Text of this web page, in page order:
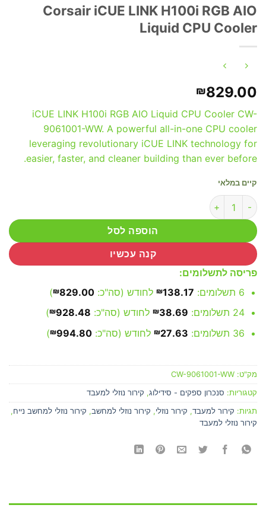
Corsair iCUE LINK H100i RGB AIO
Liquid CPU Cooler
₪829.00
iCUE LINK H100i RGB AIO Liquid CPU Cooler CW-
9061001-WW. A powerful all-in-one CPU cooler
leveraging revolutionary iCUE LINK technology for
easier, faster, and cleaner building than ever before.
קיים במלאי
כמות של Corsair iCUE LINK H100i RGB AIO Liquid CPU Cooler
הוספה לסל
קנה עכשיו
פריסה לתשלומים:
6 תשלומים:
₪138.17 לחודש (סה"כ: ₪829.00
)
24 תשלומים:
₪38.69 לחודש (סה"כ: ₪928.48
)
36 תשלומים:
₪27.63 לחודש (סה"כ: ₪994.80
)
מק"ט: CW-9061001-WW
קטגוריות: סנכרון ספקים - סידילוג, קירור נוזלי למעבד
תגיות: קירור למעבד, קירור נוזלי, קירור נוזלי למחשב, קירור נוזלי למחשב נייח,
קירור נוזלי למעבד